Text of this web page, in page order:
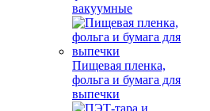
вакуумные
Пищевая пленка,
фольга и бумага для
выпечки